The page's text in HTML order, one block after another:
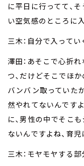
に平日に行ってて、
い空気感のところに
三木：自分で入って
澤田：あそこで心折
つ、だけどそこでほ
バンバン取っていた
然やれてないんです
に、男性の中でそこ
ないんですよね、育児
三木：モヤモヤする